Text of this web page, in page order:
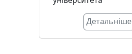
Детальніше